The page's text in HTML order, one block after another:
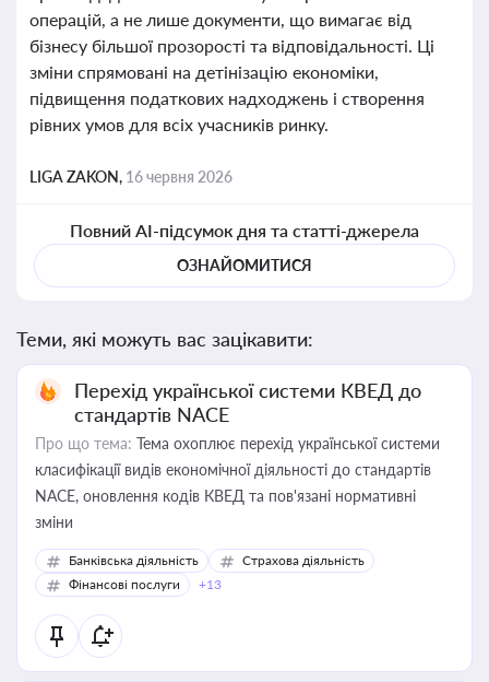
операцій, а не лише документи, що вимагає від
бізнесу більшої прозорості та відповідальності. Ці
зміни спрямовані на детінізацію економіки,
підвищення податкових надходжень і створення
рівних умов для всіх учасників ринку.
LIGA ZAKON, 16 червня 2026
Повний AI-підсумок дня та статті-джерела
ОЗНАЙОМИТИСЯ
Теми, які можуть вас зацікавити:
Перехід української системи КВЕД до
стандартів NACE
Про що тема: Тема охоплює перехід української системи
класифікації видів економічної діяльності до стандартів
NACE, оновлення кодів КВЕД та пов'язані нормативні
зміни
Банківська діяльність
Страхова діяльність
Фінансові послуги
+13